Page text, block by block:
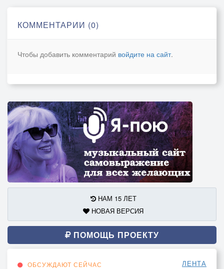
КОММЕНТАРИИ (0)
Чтобы добавить комментарий войдите на сайт.
НАМ 15 ЛЕТ
НОВАЯ ВЕРСИЯ
ПОМОЩЬ ПРОЕКТУ
ОБСУЖДАЮТ СЕЙЧАС ЛЕНТА